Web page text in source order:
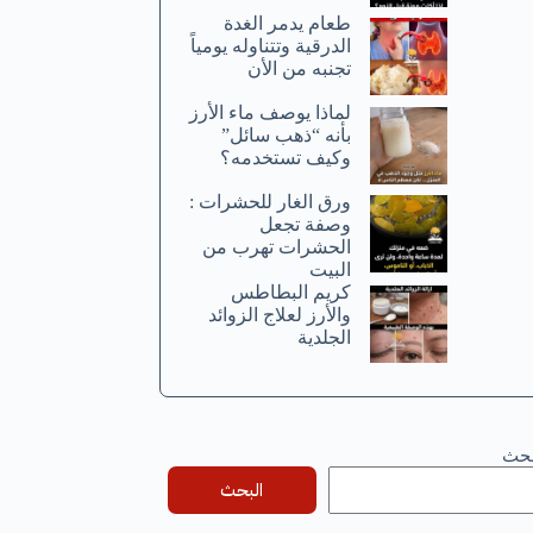
طعام يدمر الغدة
الدرقية وتتناوله يومياً
تجنبه من الأن
لماذا يوصف ماء الأرز
بأنه “ذهب سائل”
وكيف تستخدمه؟
ورق الغار للحشرات :
وصفة تجعل
الحشرات تهرب من
البيت
كريم البطاطس
والأرز لعلاج الزوائد
الجلدية
البحث